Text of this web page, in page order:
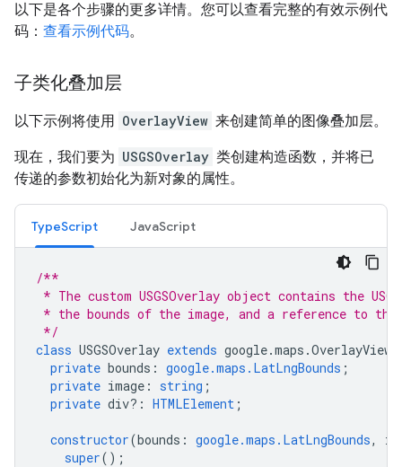
以下是各个步骤的更多详情。您可以查看完整的有效示例代
码： 查看示例代码。
子类化叠加层
以下示例将使用 OverlayView 来创建简单的图像叠加层。
现在，我们要为 USGSOverlay 类创建构造函数，并将已
传递的参数初始化为新对象的属性。
TypeScript JavaScript
/**
* The custom USGSOverlay object contains the
* the bounds of the image, and a reference to the
*/
class USGSOverlay extends google.maps .OverlayView
private bounds : google.maps.LatLngBounds ;
private image : string ;
private div? : HTMLElement ;
constructor(bounds : google.maps.LatLngBounds,
super();